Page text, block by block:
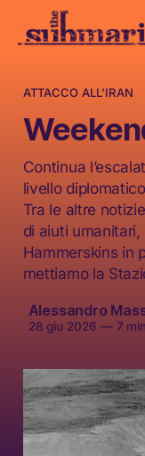
ATTACCO ALL’IRAN
Continua
livello
Tra le altre
di aiuti umanitari,
Hammerskins in
mettiamo la
Alessandro
28 giu 2026 —7